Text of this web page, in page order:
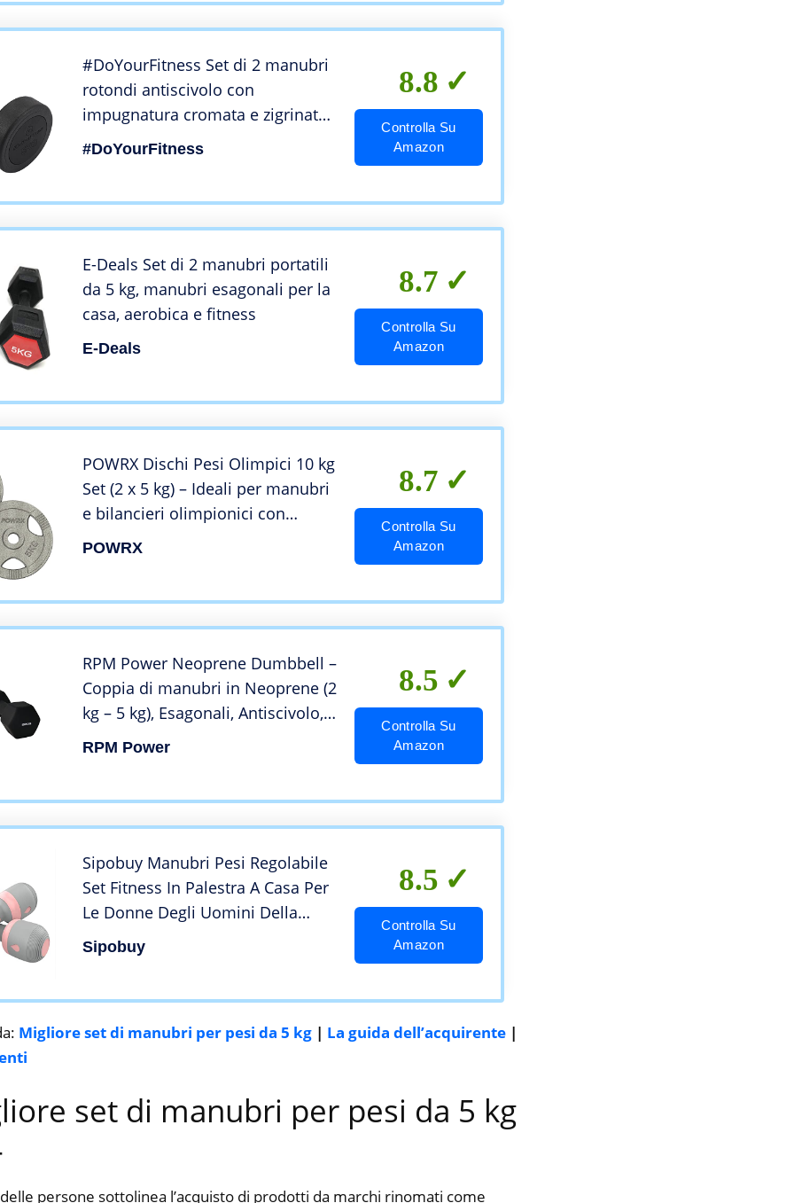
#DoYourFitness Set di 2 manubri
rotondi antiscivolo con
impugnatura cromata e zigrinata,
pesi per allenamento con forza e
#DoYourFitness
8.8
Controlla Su
Amazon
E-Deals Set di 2 manubri portatili
da 5 kg, manubri esagonali per la
casa, aerobica e fitness
E-Deals
8.7
Controlla Su
Amazon
POWRX Dischi Pesi Olimpici 10 kg
Set (2 x 5 kg) – Ideali per manubri
e bilancieri olimpionici con
Braccio da 50 mm (Argento)
POWRX
8.7
Controlla Su
Amazon
RPM Power Neoprene Dumbbell –
Coppia di manubri in Neoprene (2
kg – 5 kg), Esagonali, Antiscivolo,
Sollevamento Pesi per
RPM Power
8.5
Controlla Su
Amazon
Sipobuy Manubri Pesi Regolabile
Set Fitness In Palestra A Casa Per
Le Donne Degli Uomini Della
Signora, Peso 5 in 1, Non In
Gomma Antiscivolo A Mano 2kg-
Sipobuy
8.5
Controlla Su
Amazon
Migliore set di manubri per pesi da 5 kg | La guida dell’acquirente |
set di manubri per pesi da 5 kg
persone sottolinea l’acquisto di prodotti da marchi rinomati come